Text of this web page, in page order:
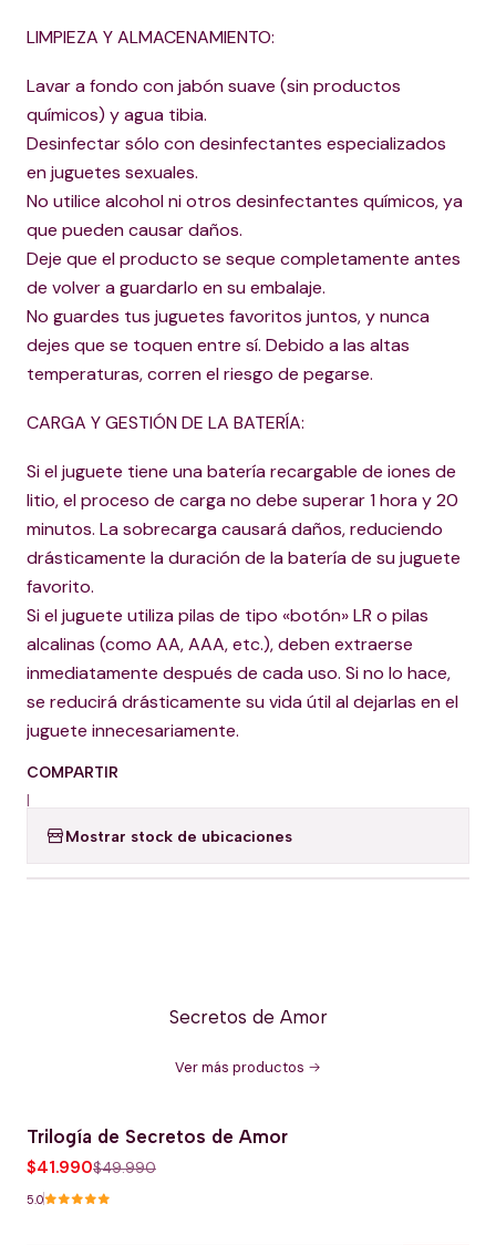
LIMPIEZA Y ALMACENAMIENTO:
Lavar a fondo con jabón suave (sin productos
químicos) y agua tibia.
Desinfectar sólo con desinfectantes especializados
en juguetes sexuales.
No utilice alcohol ni otros desinfectantes químicos, ya
que pueden causar daños.
Deje que el producto se seque completamente antes
de volver a guardarlo en su embalaje.
No guardes tus juguetes favoritos juntos, y nunca
dejes que se toquen entre sí. Debido a las altas
temperaturas, corren el riesgo de pegarse.
CARGA Y GESTIÓN DE LA BATERÍA:
Si el juguete tiene una batería recargable de iones de
litio, el proceso de carga no debe superar 1 hora y 20
minutos. La sobrecarga causará daños, reduciendo
drásticamente la duración de la batería de su juguete
favorito.
Si el juguete utiliza pilas de tipo «botón» LR o pilas
alcalinas (como AA, AAA, etc.), deben extraerse
inmediatamente después de cada uso. Si no lo hace,
se reducirá drásticamente su vida útil al dejarlas en el
juguete innecesariamente.
COMPARTIR
|
Mostrar stock de ubicaciones
Secretos de Amor
Ver más productos
-16% OFERTA HOT
Trilogía de Secretos de Amor
$41.990$49.990
5.0